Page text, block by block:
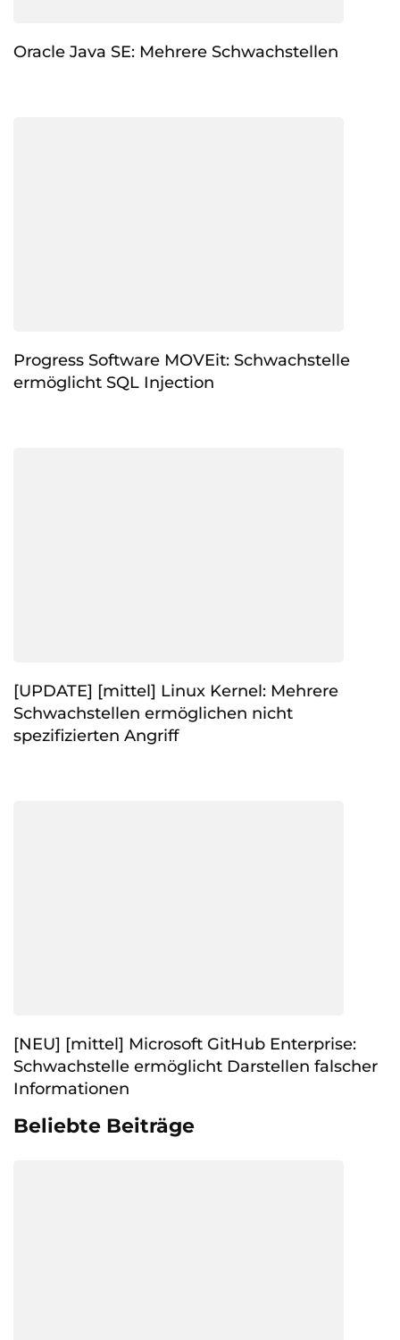
Oracle Java SE: Mehrere Schwachstellen
Progress Software MOVEit: Schwachstelle
ermöglicht SQL Injection
[UPDATE] [mittel] Linux Kernel: Mehrere
Schwachstellen ermöglichen nicht
spezifizierten Angriff
[NEU] [mittel] Microsoft GitHub Enterprise:
Schwachstelle ermöglicht Darstellen falscher
Informationen
Beliebte Beiträge